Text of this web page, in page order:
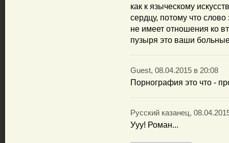
как к языческому
сердцу, потому что
не имеет отношения ко
пузыря это ваши
Guest, 08.04.2015 в 20:08
Порнография это что -
Русский казанец,
Ууу! Роман...